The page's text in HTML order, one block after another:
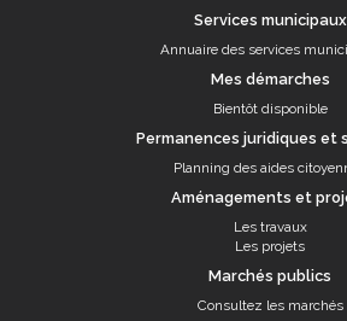
Services municipaux
Annuaire des services
Mes démarches
Bientôt disponible
Permanences juridiques et
Planning des aides
Aménagements et
Les travaux
Les projets
Marchés publics
Consultez les marchés